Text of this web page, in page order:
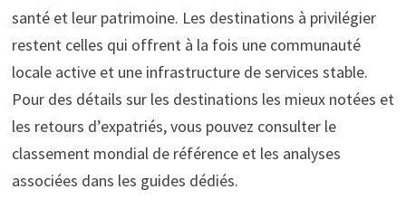
santé et leur patrimoine. Les destinations à privilégier
restent celles qui offrent à la fois une communauté
locale active et une infrastructure de services stable.
Pour des détails sur les destinations les mieux notées et
les retours d’expatriés, vous pouvez consulter le
classement mondial de référence et les analyses
associées dans les guides dédiés.